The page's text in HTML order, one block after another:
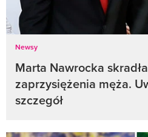
Newsy
Marta Nawrocka
zaprzysiężenia męża.
szczegół